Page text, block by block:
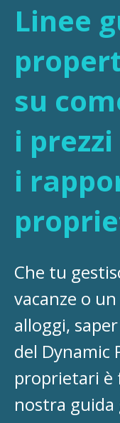
Linee
su
i
i
Che tu
vacanze o
alloggi,
del Dynamic
proprietari è
nostra